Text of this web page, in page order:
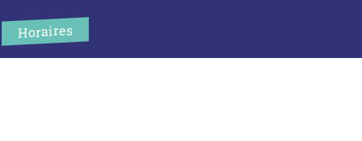
Horaires